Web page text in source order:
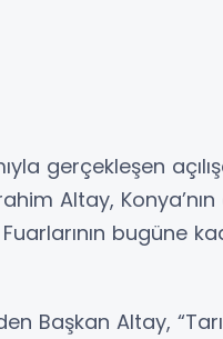
gerçekleşen
Altay, Konya’nın
bugüne
Başkan Altay,